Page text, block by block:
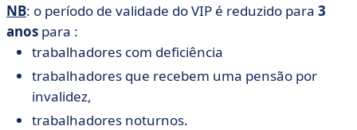
NB: o período de validade do VIP é reduzido para 3
anos para :
trabalhadores com deficiência
trabalhadores que recebem uma pensão por
invalidez,
trabalhadores noturnos.